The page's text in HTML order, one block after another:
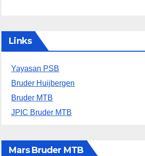
Links
Yayasan PSB
Bruder Huijbergen
Bruder MTB
JPIC Bruder MTB
Mars Bruder MTB